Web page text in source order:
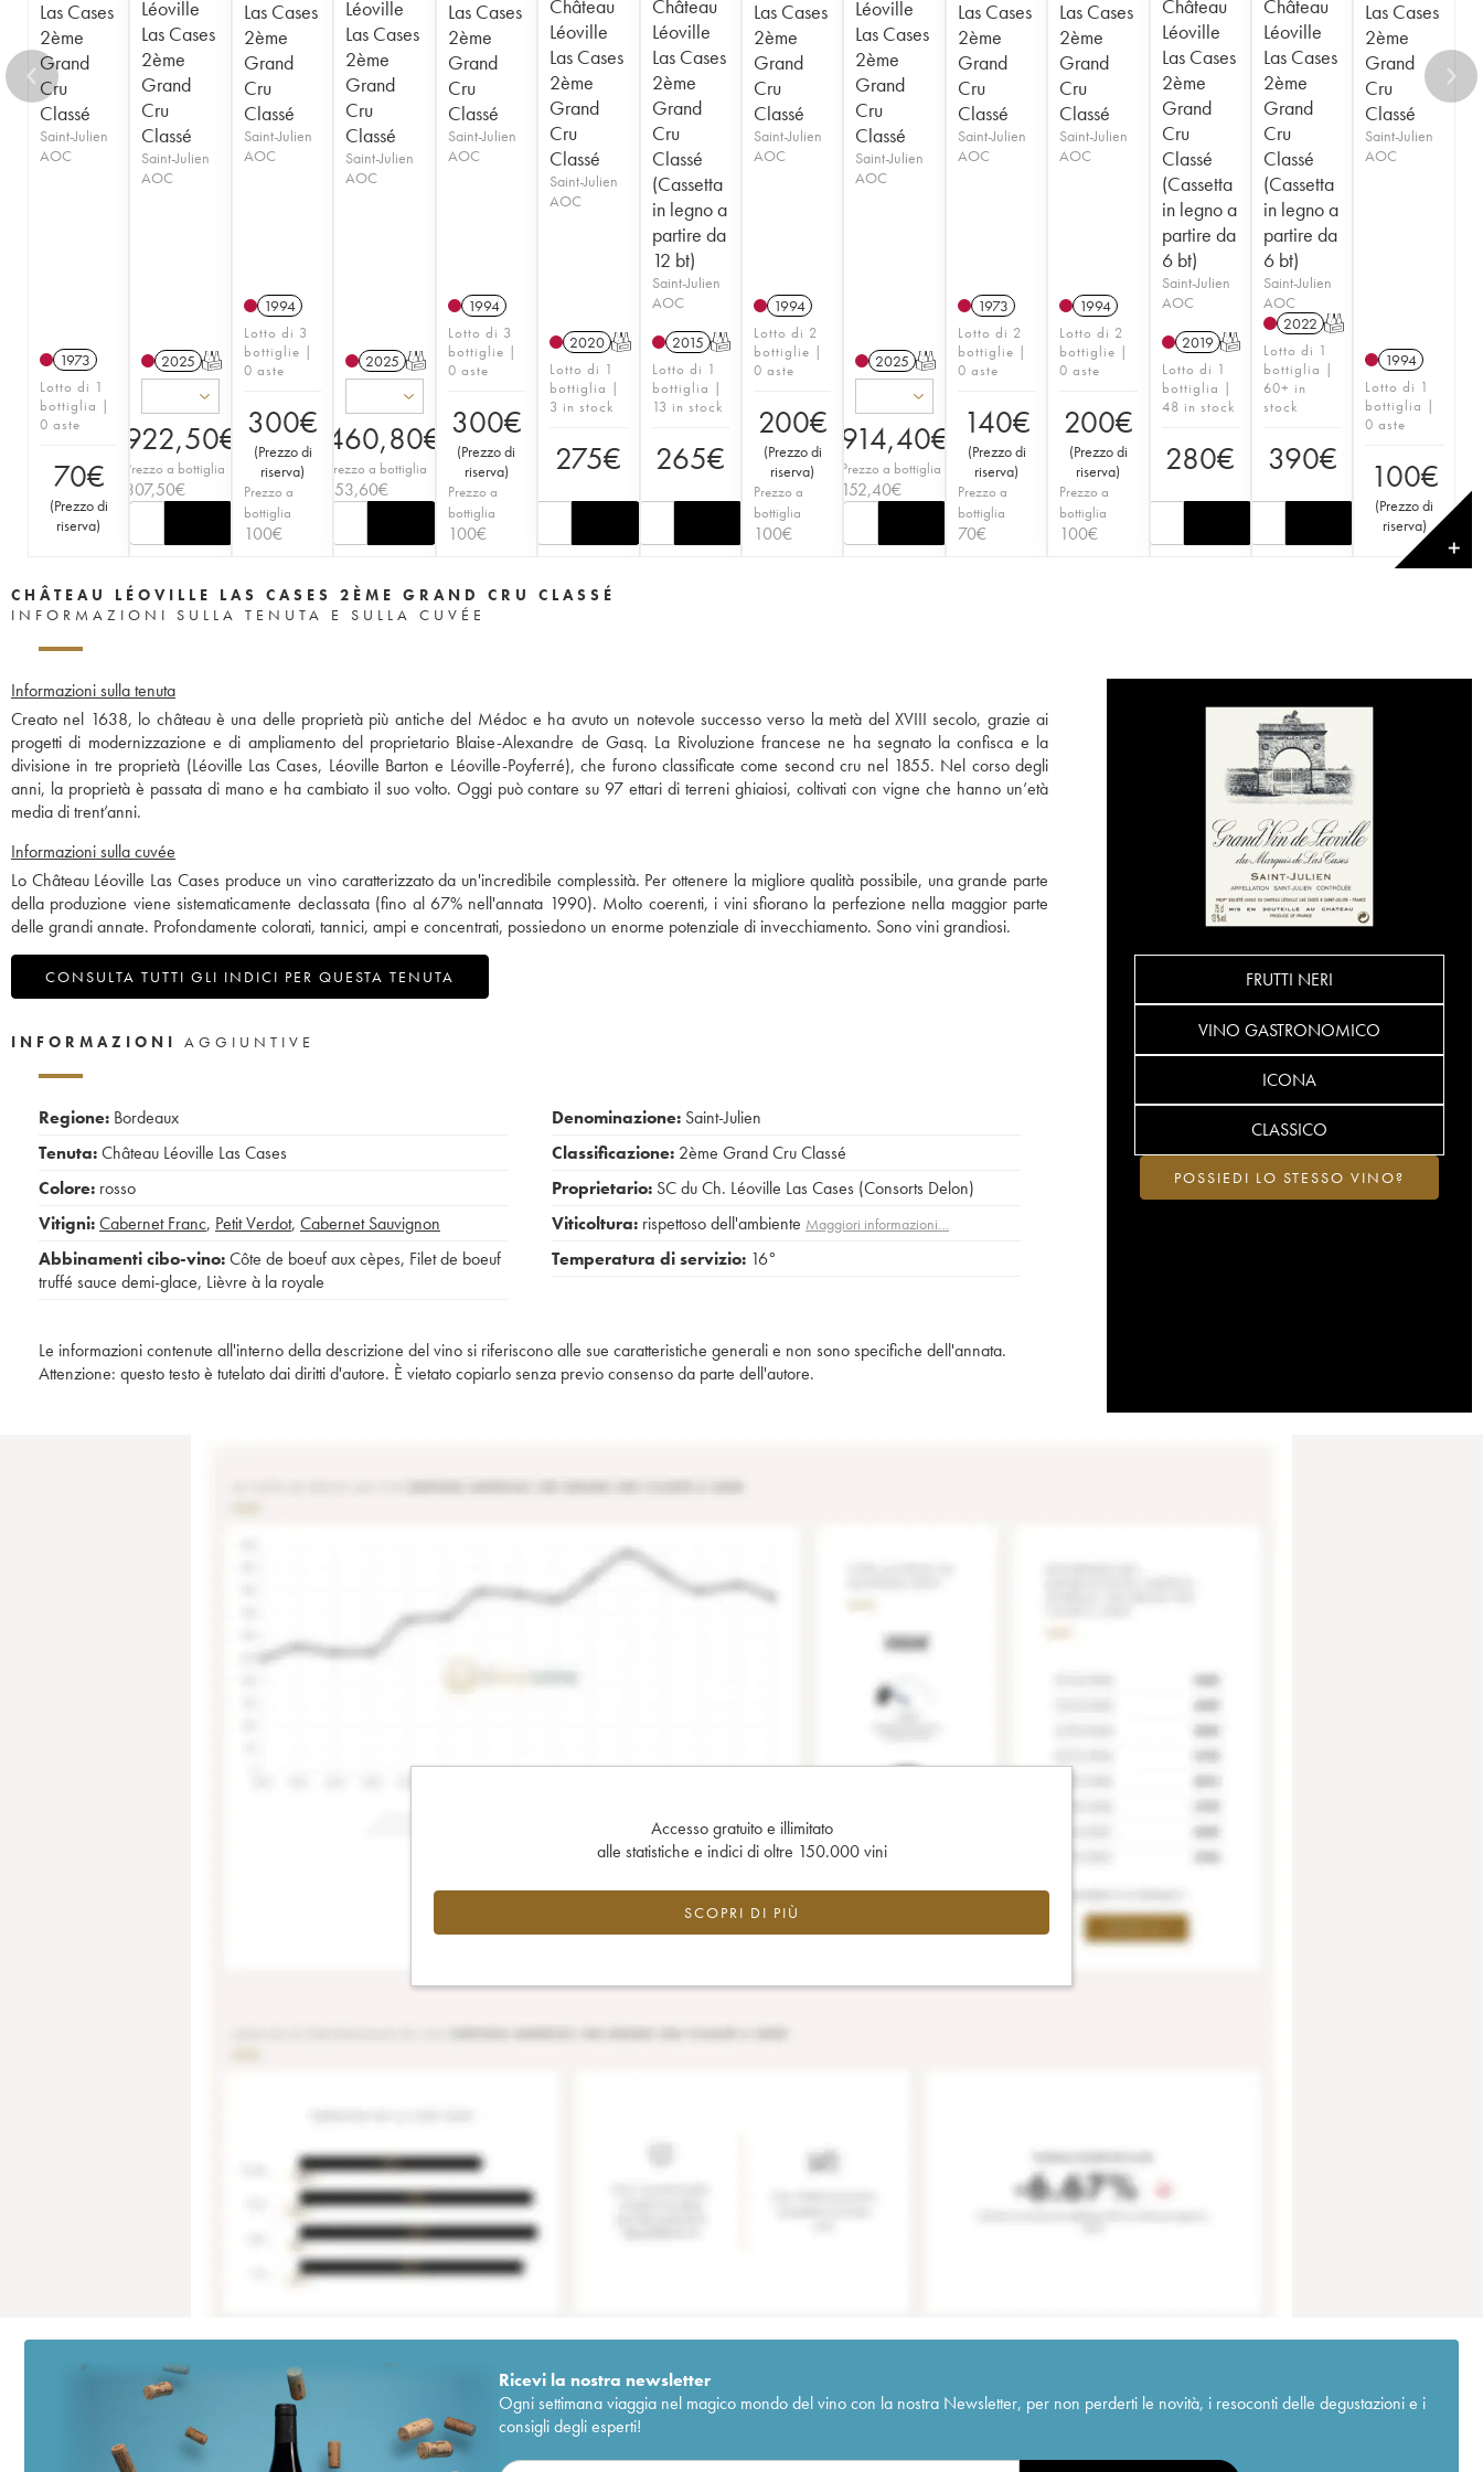
Las Cases
2ème
Grand
Cru
Classé
Saint-Julien
AOC
1973
Lotto di 1
bottiglia |
0 aste
70€
(Prezzo di
riserva)
Léoville
Las Cases
2ème
Grand
Cru
Classé
Saint-Julien
AOC
2025 T
922,50€
Prezzo a bottiglia
307,50€
Las Cases
2ème
Grand
Cru
Classé
Saint-Julien
AOC
1994
Lotto di 3
bottiglie |
0 aste
300€
(Prezzo di
riserva)
Prezzo a
bottiglia
100€
Léoville
Las Cases
2ème
Grand
Cru
Classé
Saint-Julien
AOC
2025 T
460,80€
Prezzo a bottiglia
153,60€
Las Cases
2ème
Grand
Cru
Classé
Saint-Julien
AOC
1994
Lotto di 3
bottiglie |
0 aste
300€
(Prezzo di
riserva)
Prezzo a
bottiglia
100€
Château
Léoville
Las Cases
2ème
Grand
Cru
Classé
Saint-Julien
AOC
2020 T
Lotto di 1
bottiglia |
3 in stock
275€
Château
Léoville
Las Cases
2ème
Grand
Cru
Classé
(Cassetta
in legno a
partire da
12 bt)
Saint-Julien
AOC
2015 T
Lotto di 1
bottiglia |
13 in stock
265€
Las Cases
2ème
Grand
Cru
Classé
Saint-Julien
AOC
1994
Lotto di 2
bottiglie |
0 aste
200€
(Prezzo di
riserva)
Prezzo a
bottiglia
100€
Léoville
Las Cases
2ème
Grand
Cru
Classé
Saint-Julien
AOC
2025 T
914,40€
Prezzo a bottiglia
152,40€
Las Cases
2ème
Grand
Cru
Classé
Saint-Julien
AOC
1973
Lotto di 2
bottiglie |
0 aste
140€
(Prezzo di
riserva)
Prezzo a
bottiglia
70€
Las Cases
2ème
Grand
Cru
Classé
Saint-Julien
AOC
1994
Lotto di 2
bottiglie |
0 aste
200€
(Prezzo di
riserva)
Prezzo a
bottiglia
100€
Château
Léoville
Las Cases
2ème
Grand
Cru
Classé
(Cassetta
in legno a
partire da
6 bt)
Saint-Julien
AOC
2019 T
Lotto di 1
bottiglia |
48 in stock
280€
Château
Léoville
Las Cases
2ème
Grand
Cru
Classé
(Cassetta
in legno a
partire da
6 bt)
Saint-Julien
AOC
2022 T
Lotto di 1
bottiglia |
60+ in
stock
390€
Las Cases
2ème
Grand
Cru
Classé
Saint-Julien
AOC
1994
Lotto di 1
bottiglia |
0 aste
100€
(Prezzo di
riserva)
✕
CHÂTEAU LÉOVILLE LAS CASES 2ÈME GRAND CRU CLASSÉ
INFORMAZIONI SULLA TENUTA E SULLA CUVÉE
Informazioni sulla tenuta
Creato nel 1638, lo château è una delle proprietà più antiche del Médoc e ha avuto un notevole successo verso la metà del XVIII secolo, grazie ai
progetti di modernizzazione e di ampliamento del proprietario Blaise-Alexandre de Gasq. La Rivoluzione francese ne ha segnato la confisca e la
divisione in tre proprietà (Léoville Las Cases, Léoville Barton e Léoville-Poyferré), che furono classificate come second cru nel 1855. Nel corso degli
anni, la proprietà è passata di mano e ha cambiato il suo volto. Oggi può contare su 97 ettari di terreni ghiaiosi, coltivati con vigne che hanno un’età
media di trent’anni.
Informazioni sulla cuvée
Lo Château Léoville Las Cases produce un vino caratterizzato da un'incredibile complessità. Per ottenere la migliore qualità possibile, una grande parte
della produzione viene sistematicamente declassata (fino al 67% nell'annata 1990). Molto coerenti, i vini sfiorano la perfezione nella maggior parte
delle grandi annate. Profondamente colorati, tannici, ampi e concentrati, possiedono un enorme potenziale di invecchiamento. Sono vini grandiosi.
CONSULTA TUTTI GLI INDICI PER QUESTA TENUTA FRUTTI NERI
VINO GASTRONOMICO
ICONA
CLASSICO
POSSIEDI LO STESSO VINO?
INFORMAZIONI AGGIUNTIVE
Regione: Bordeaux
Tenuta:Château Léoville Las Cases
Colore: rosso
Vitigni:Cabernet Franc, Petit Verdot, Cabernet Sauvignon
Abbinamenti cibo-vino:Côte de boeuf aux cèpes, Filet de boeuf
truffé sauce demi-glace, Lièvre à la royale
Denominazione: Saint-Julien
Classificazione: 2ème Grand Cru Classé
Proprietario: SC du Ch. Léoville Las Cases (Consorts Delon)
Viticoltura: rispettoso dell'ambiente Maggiori informazioni…
Temperatura di servizio: 16°
Le informazioni contenute all'interno della descrizione del vino si riferiscono alle sue caratteristiche generali e non sono specifiche dell'annata.
Attenzione: questo testo è tutelato dai diritti d'autore. È vietato copiarlo senza previo consenso da parte dell'autore.
Accesso gratuito e illimitato
alle statistiche e indici di oltre 150.000 vini
SCOPRI DI PIÙ
Ricevi la nostra newsletter
Ogni settimana viaggia nel magico mondo del vino con la nostra Newsletter, per non perderti le novità, i resoconti delle degustazioni e i
consigli degli esperti!